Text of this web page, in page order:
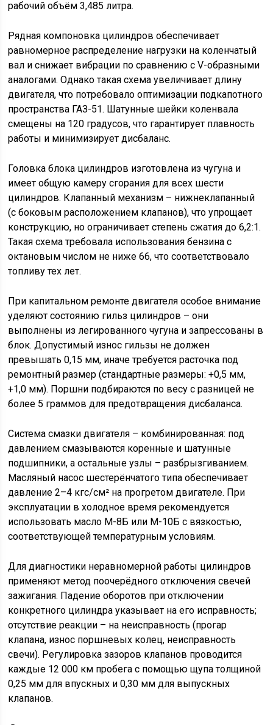
рабочий объём 3,485 литра.
Рядная компоновка цилиндров обеспечивает
равномерное распределение нагрузки на коленчатый
вал и снижает вибрации по сравнению с V-образными
аналогами. Однако такая схема увеличивает длину
двигателя, что потребовало оптимизации подкапотного
пространства ГАЗ-51. Шатунные шейки коленвала
смещены на 120 градусов, что гарантирует плавность
работы и минимизирует дисбаланс.
Головка блока цилиндров изготовлена из чугуна и
имеет общую камеру сгорания для всех шести
цилиндров. Клапанный механизм – нижнеклапанный
(с боковым расположением клапанов), что упрощает
конструкцию, но ограничивает степень сжатия до 6,2:1.
Такая схема требовала использования бензина с
октановым числом не ниже 66, что соответствовало
топливу тех лет.
При капитальном ремонте двигателя особое внимание
уделяют состоянию гильз цилиндров – они
выполнены из легированного чугуна и запрессованы в
блок. Допустимый износ гильзы не должен
превышать 0,15 мм, иначе требуется расточка под
ремонтный размер (стандартные размеры: +0,5 мм,
+1,0 мм). Поршни подбираются по весу с разницей не
более 5 граммов для предотвращения дисбаланса.
Система смазки двигателя – комбинированная: под
давлением смазываются коренные и шатунные
подшипники, а остальные узлы – разбрызгиванием.
Масляный насос шестерёнчатого типа обеспечивает
давление 2–4 кгс/см² на прогретом двигателе. При
эксплуатации в холодное время рекомендуется
использовать масло М-8Б или М-10Б с вязкостью,
соответствующей температурным условиям.
Для диагностики неравномерной работы цилиндров
применяют метод поочерёдного отключения свечей
зажигания. Падение оборотов при отключении
конкретного цилиндра указывает на его исправность;
отсутствие реакции – на неисправность (прогар
клапана, износ поршневых колец, неисправность
свечи). Регулировка зазоров клапанов проводится
каждые 12 000 км пробега с помощью щупа толщиной
0,25 мм для впускных и 0,30 мм для выпускных
клапанов.